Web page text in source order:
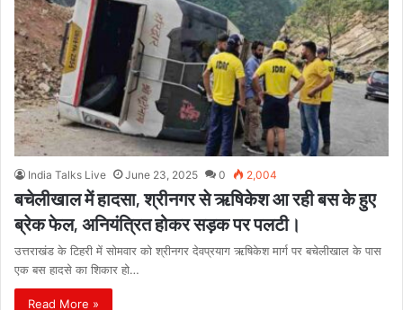
India Talks Live June 23, 2025 0 2,004
बचेलीखाल में हादसा, श्रीनगर से ऋषिकेश आ रही बस के हुए
ब्रेक फेल, अनियंत्रित होकर सड़क पर पलटी।
उत्तराखंड के टिहरी में सोमवार को श्रीनगर देवप्रयाग ऋषिकेश मार्ग पर बचेलीखाल के पास
एक बस हादसे का शिकार हो…
Read More »